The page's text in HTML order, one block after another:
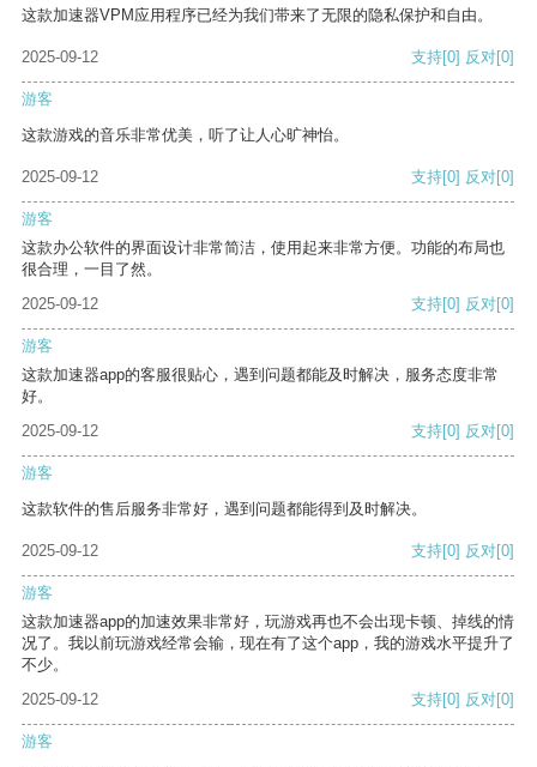
这款加速器VPM应用程序已经为我们带来了无限的隐私保护和自由。
2025-09-12 支持[0] 反对[0]
游客
这款游戏的音乐非常优美，听了让人心旷神怡。
2025-09-12 支持[0] 反对[0]
游客
这款办公软件的界面设计非常简洁，使用起来非常方便。功能的布局也
很合理，一目了然。
2025-09-12
支持[0] 反对[0]
游客
这款加速器app的客服很贴心，遇到问题都能及时解决，服务态度非常
好。
2025-09-12
支持[0] 反对[0]
游客
这款软件的售后服务非常好，遇到问题都能得到及时解决。
2025-09-12 支持[0] 反对[0]
游客
这款加速器app的加速效果非常好，玩游戏再也不会出现卡顿、掉线的情
况了。我以前玩游戏经常会输，现在有了这个app，我的游戏水平提升了
不少。
2025-09-12
支持[0] 反对[0]
游客